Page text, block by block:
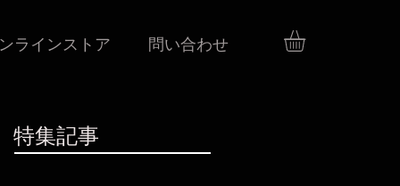
ラインストア 問い合わせ
特集記事